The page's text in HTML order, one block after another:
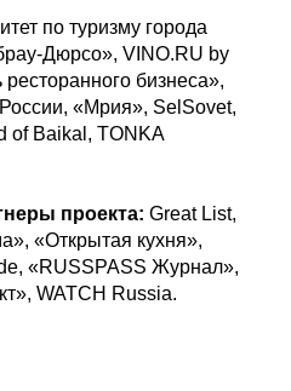
по туризму города
Дюрсо», VINO.RU by
бизнеса»,
«Мрия», SelSovet,
Baikal, TONKA
проекта: Great List,
«Открытая кухня»,
«RUSSPASS Журнал»,
WATCH Russia.